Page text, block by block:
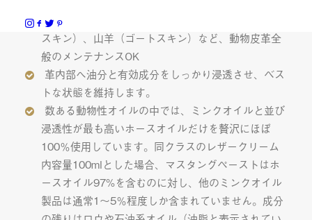
バッファロー）、羊（シープスキン）、鹿（ディア
スキン）、山羊（ゴートスキン）など、動物皮革全
般のメンテナンスOK
革内部へ油分と有効成分をしっかり浸透させ、ベス
トな状態を維持します。
数ある動物性オイルの中では、ミンクオイルと並び
浸透性が最も高いホースオイルだけを贅沢にほぼ
100％使用しています。同クラスのレザークリーム
内容量100mlとした場合、マスタングペーストはホ
ースオイル97%を含むのに対し、他のミンクオイル
製品は通常1〜5％程度しか含まれていません。成分